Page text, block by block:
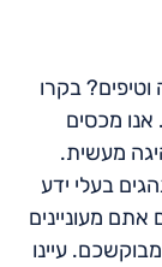
בקרו
אנו מכסים
מעשית.
בעלי ידע
אתם מעוניינים
עיינו